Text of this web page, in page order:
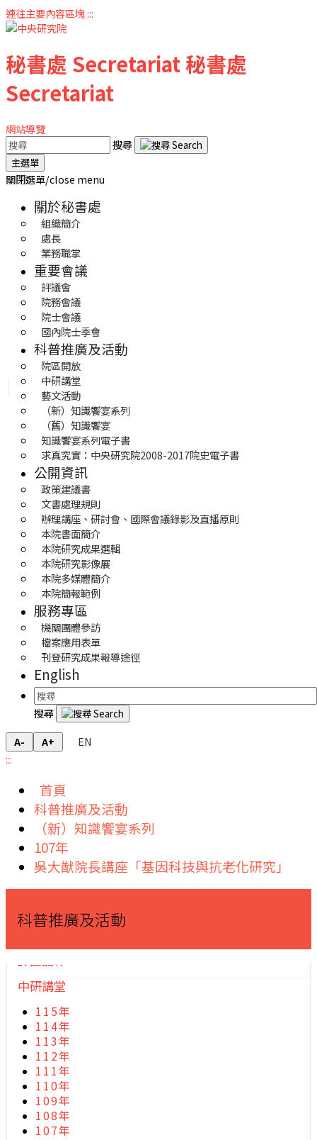
連往主要內容區塊:::
秘書處 Secretariat秘書處
Secretariat
網站導覽
搜尋
主選單
關閉選單/close menu
關於秘書處
組織簡介
處長
業務職掌
重要會議
評議會
院務會議
院士會議
國內院士季會
科普推廣及活動
院區開放
中研講堂
藝文活動
（新）知識饗宴系列
（舊）知識饗宴
知識饗宴系列電子書
求真究實：中央研究院2008-2017院史電子書
公開資訊
政策建議書
文書處理規則
辦理講座、研討會、國際會議錄影及直播原則
本院書面簡介
本院研究成果選輯
本院研究影像展
本院多媒體簡介
本院簡報範例
服務專區
機關團體參訪
檔案應用表單
刊登研究成果報導途徑
English
搜尋
A- A+
EN
:::
首頁
科普推廣及活動
（新）知識饗宴系列
107年
吳大猷院長講座「基因科技與抗老化研究」
科普推廣及活動
院區開放
中研講堂
115年
114年
113年
112年
111年
110年
109年
108年
107年